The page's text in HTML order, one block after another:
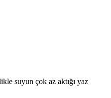
suyun çok az aktığı yaz